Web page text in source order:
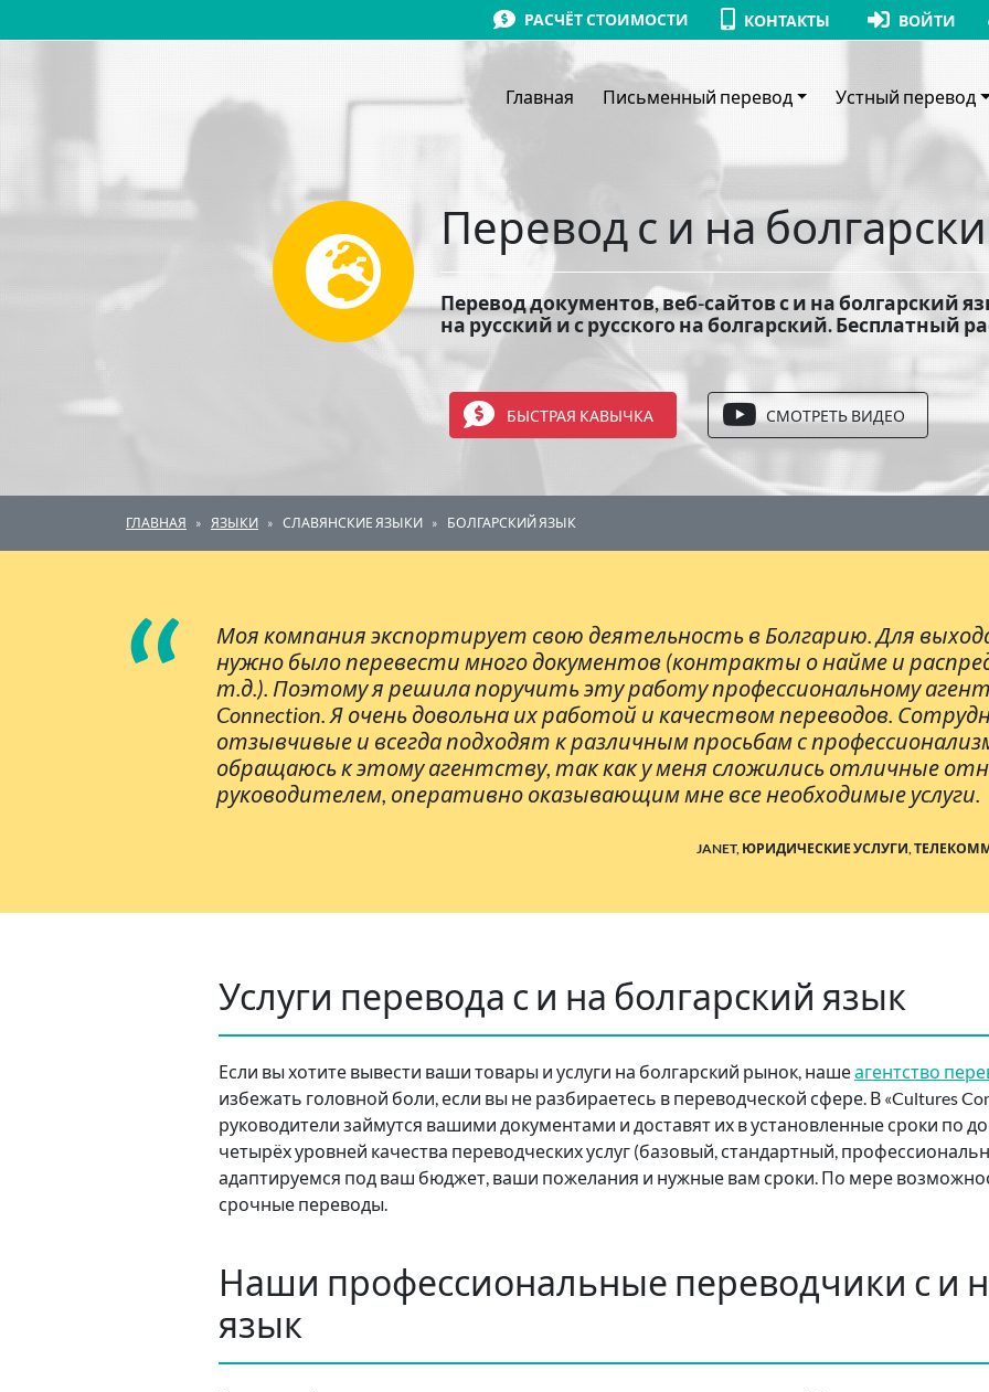
РАСЧЁТ СТОИМОСТИ КОНТАКТЫ ВОЙТИ
Основная навигация Главная Письменный перевод Устный перевод
Перевод с и на
Перевод документов, веб-сайтов с и на болгарский
на русский и с русского на болгарский. Бесплатный
БЫСТРАЯ КАВЫЧКА СМОТРЕТЬ ВИДЕО
ГЛАВНАЯ ЯЗЫКИ СЛАВЯНСКИЕ ЯЗЫКИ БОЛГАРСКИЙ ЯЗЫК
“
Моя компания экспортирует свою деятельность в Болгарию. Для
нужно было перевести много документов (контракты о найме и
т.д.). Поэтому я решила поручить эту работу профессиональному
Connection. Я очень довольна их работой и качеством переводов.
отзывчивые и всегда подходят к различным просьбам с
обращаюсь к этому агентству, так как у меня сложились отличные
руководителем, оперативно оказывающим мне все необходимые услуги.
JANET, ЮРИДИЧЕСКИЕ УСЛУГИ,
Услуги перевода с и на болгарский язык
Если вы хотите вывести ваши товары и услуги на болгарский рынок, нашеагентство
избежать головной боли, если вы не разбираетесь в переводческой сфере. В «Cultures
руководители займутся вашими документами и доставят их в установленные сроки по
четырёх уровней качества переводческих услуг (базовый, стандартный,
адаптируемся под ваш бюджет, ваши пожелания и нужные вам сроки. По мере
срочные переводы.
Наши профессиональные переводчики с и
язык